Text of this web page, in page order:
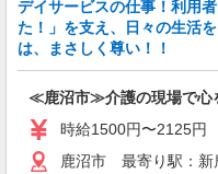
駅」 ★勤務地は3000ヶ所以上★ 自宅から通いや
すいエリ
い！！
キープ
派遣社員
株式会社kotrio /●UT-H-1811266
障がい者
デイサービスの仕事！利用
た！」を支え、日々の生活
は、まさしく尊い！！
≪鹿沼市≫介護の現場で心
時給1500円〜2125円
鹿沼市 最寄り駅：新